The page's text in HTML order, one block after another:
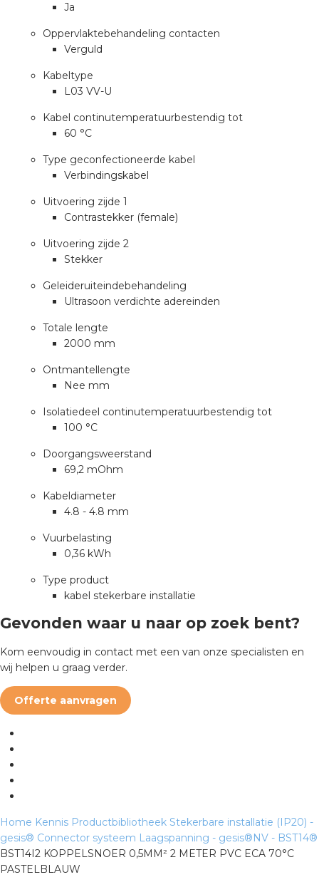
Ja
Oppervlaktebehandeling contacten
Verguld
Kabeltype
L03 VV-U
Kabel continutemperatuurbestendig tot
60 °C
Type geconfectioneerde kabel
Verbindingskabel
Uitvoering zijde 1
Contrastekker (female)
Uitvoering zijde 2
Stekker
Geleideruiteindebehandeling
Ultrasoon verdichte adereinden
Totale lengte
2000 mm
Ontmantellengte
Nee mm
Isolatiedeel continutemperatuurbestendig tot
100 °C
Doorgangsweerstand
69,2 mOhm
Kabeldiameter
4.8 - 4.8 mm
Vuurbelasting
0,36 kWh
Type product
kabel stekerbare installatie
Gevonden waar u naar op zoek bent?
Kom eenvoudig in contact met een van onze specialisten en
wij helpen u graag verder.
Offerte aanvragen
Home Kennis Productbibliotheek Stekerbare installatie (IP20) -
gesis® Connector systeem Laagspanning - gesis®NV - BST14®
BST14I2 KOPPELSNOER 0,5MM² 2 METER PVC ECA 70°C
PASTELBLAUW
groothandels